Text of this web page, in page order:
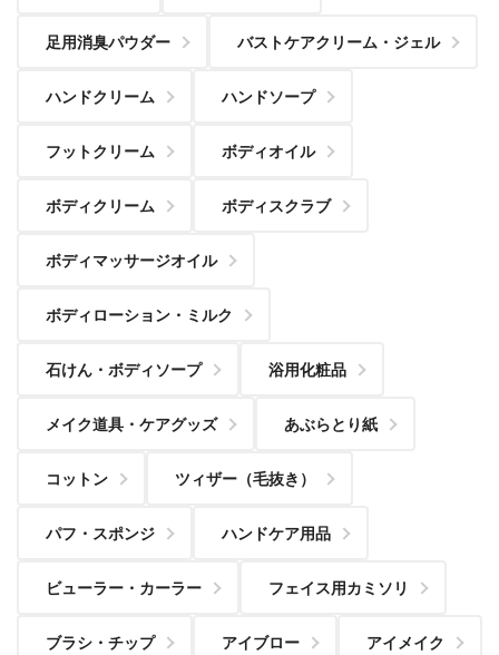
足用消臭パウダー バストケアクリーム・ジェル
ハンドクリーム ハンドソープ
フットクリーム ボディオイル
ボディクリーム ボディスクラブ
ボディマッサージオイル
ボディローション・ミルク
石けん・ボディソープ 浴用化粧品
メイク道具・ケアグッズ あぶらとり紙
コットン ツィザー（毛抜き）
パフ・スポンジ ハンドケア用品
ビューラー・カーラー フェイス用カミソリ
ブラシ・チップ アイブロー アイメイク